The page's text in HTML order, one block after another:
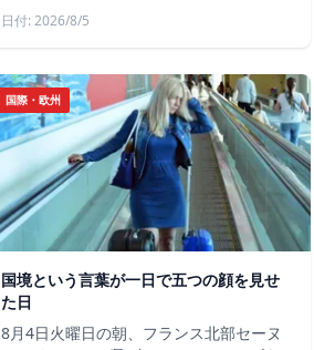
日付: 2026/8/5
国際・欧州
国境という言葉が一日で五つの顔を見せ
た日
8月4日火曜日の朝、フランス北部セーヌ